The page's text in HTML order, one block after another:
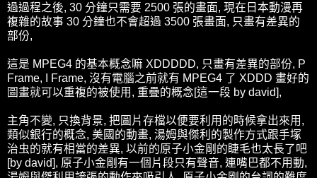
過過程之後, 30 分鐘只需要 2500 張的畫面, 現在日本動漫再
複雜的故事 30 分鐘也不會超過 3500 張畫面, 只畫有差異的
部份,
這是 MPEG4 的基本概念嘛 XDDDDD, 只畫有差異的部份, P
Frame, I Frame, 沒有電腦之前就有 MPEG4 了 XDDD 畫好的
圖畫就可以重複的被使用, 重疊的概念[這一段 by david],
主角不變, 只換背景, 把圖片存檔以便要利用的時候拿出來用,
類似銀行的概念, 美國的動畫, 湯姆與傑利的製作方式跟手塚
治虫的就有相當的差異, 以前的原子小金剛的睫毛也太長了吧
[by david], 原子小金剛有一個片段只有聲音, 連嘴巴都不用動,